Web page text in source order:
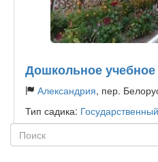
Дошкольное
Александрия, пер.
Тип садика: Государственный
Поиск